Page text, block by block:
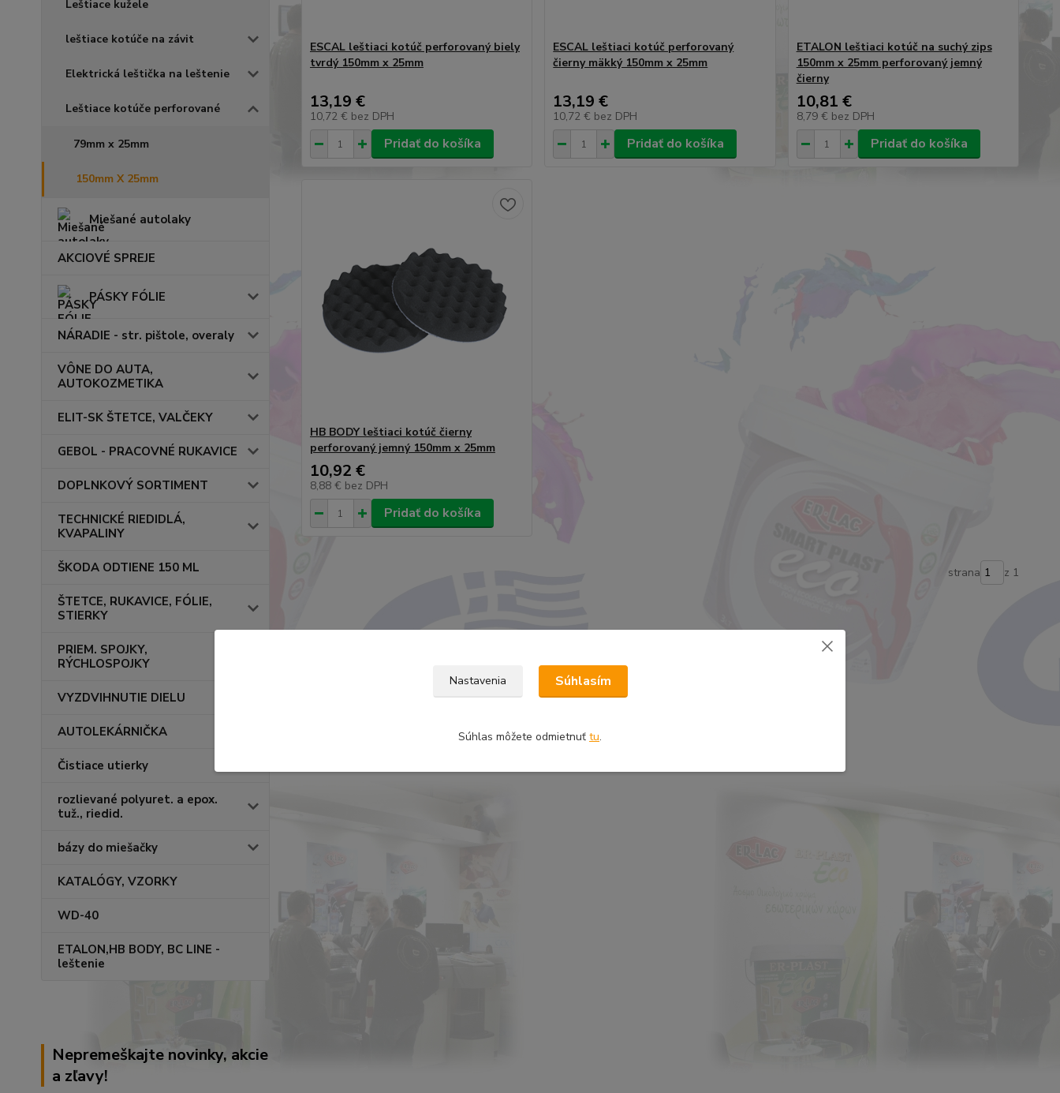
Leštiace kužele
leštiace kotúče na závit
Elektrická leštička na leštenie
Leštiace kotúče perforované
79mm x 25mm
150mm X 25mm
Miešané autolaky
AKCIOVÉ SPREJE
PÁSKY FÓLIE
NÁRADIE - str. pištole, overaly
VÔNE DO AUTA,
AUTOKOZMETIKA
ELIT-SK ŠTETCE, VALČEKY
GEBOL - PRACOVNÉ RUKAVICE
DOPLNKOVÝ SORTIMENT
TECHNICKÉ RIEDIDLÁ,
KVAPALINY
ŠKODA ODTIENE 150 ML
ŠTETCE, RUKAVICE, FÓLIE,
STIERKY
PRIEM. SPOJKY,
RÝCHLOSPOJKY
VYZDVIHNUTIE DIELU
AUTOLEKÁRNIČKA
Čistiace utierky
rozlievané polyuret. a epox.
tuž., riedid.
bázy do miešačky
KATALÓGY, VZORKY
WD-40
ETALON,HB BODY, BC LINE -
leštenie
Nepremeškajte novinky, akcie
a zľavy!
ESCAL leštiaci kotúč perforovaný biely
tvrdý 150mm x 25mm
13,19 €
10,72 € bez DPH
Pridať do košíka
ESCAL leštiaci kotúč perforovaný
čierny mäkký 150mm x 25mm
13,19 €
10,72 € bez DPH
Pridať do košíka
ETALON leštiaci kotúč na suchý zips
150mm x 25mm perforovaný jemný
čierny
10,81 €
8,79 € bez DPH
Pridať do košíka
HB BODY leštiaci kotúč čierny
perforovaný jemný 150mm x 25mm
10,92 €
8,88 € bez DPH
Pridať do košíka
strana z 1
Nastavenia Súhlasím
Súhlas môžete odmietnuť tu.